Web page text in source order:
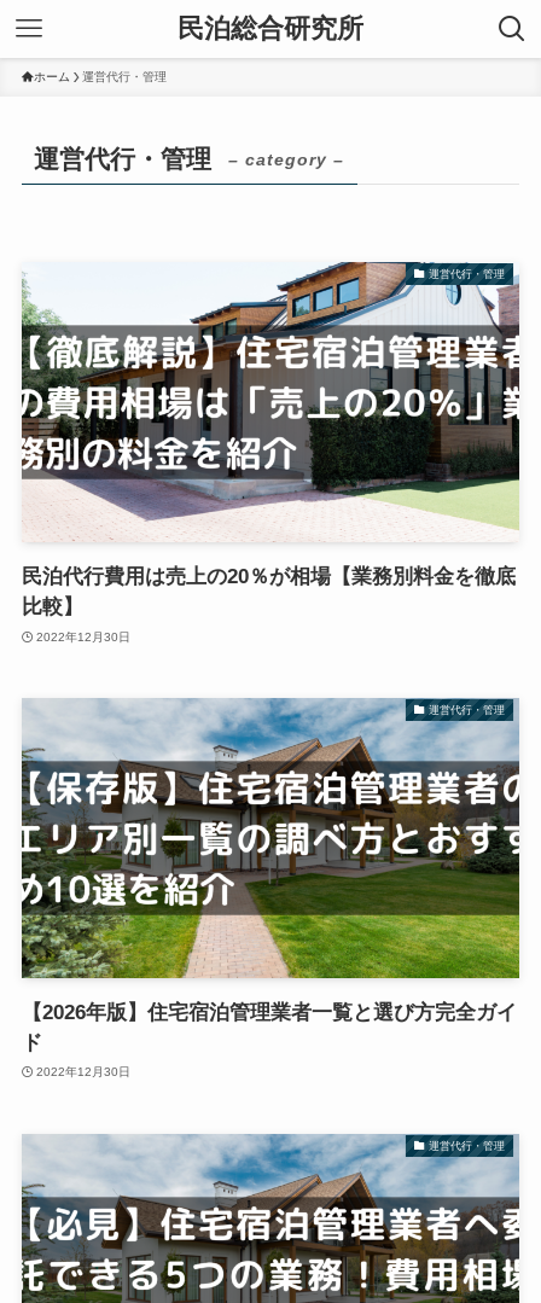
民泊総合研究所
ホーム 運営代行・管理
運営代行・管理 – category –
運営代行・管理
民泊代行費用は売上の20％が相場【業務別料金を徹底
比較】
2022年12月30日
運営代行・管理
【2026年版】住宅宿泊管理業者一覧と選び方完全ガイ
ド
2022年12月30日
運営代行・管理